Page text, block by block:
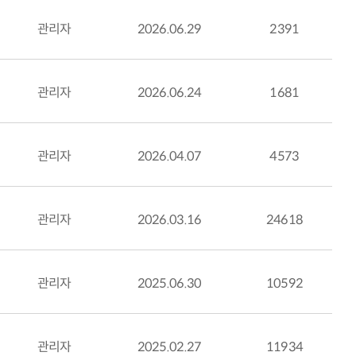
관리자 2026.06.29 2391
관리자 2026.06.24 1681
관리자 2026.04.07 4573
관리자 2026.03.16 24618
관리자 2025.06.30 10592
관리자 2025.02.27 11934